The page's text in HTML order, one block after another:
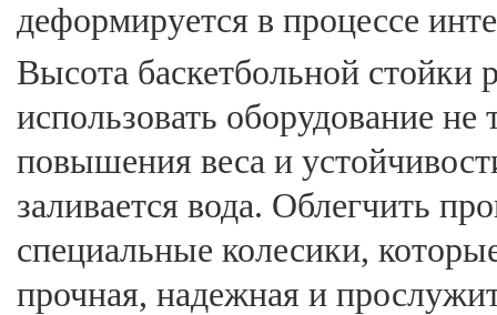
деформируется в процессе
Высота баскетбольной стойки
использовать оборудование
повышения веса и
заливается вода. Облегчить
специальные колесики,
прочная, надежная и